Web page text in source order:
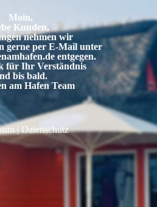
Moin,
Kunden,
nehmen wir
gerne per E-Mail unter
entgegen.
für Ihr Verständnis
bis bald.
am Hafen Team
| Datenschutz